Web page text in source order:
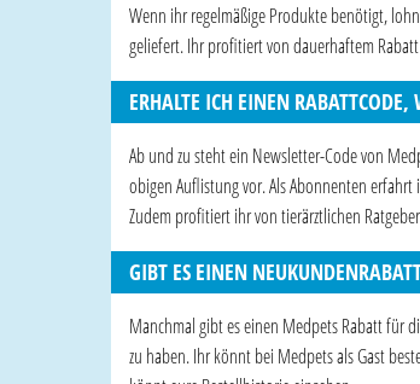
Wenn ihr regelmäßige Produkte benötigt,
geliefert. Ihr profitiert von dauerhaftem
ERHALTE ICH EINEN
Ab und zu steht ein Newsletter-Code von
obigen Auflistung vor. Als Abonnenten
Zudem profitiert ihr von tierärztlichen
GIBT ES EINEN
Manchmal gibt es einen Medpets Rabatt für
zu haben. Ihr könnt bei Medpets als Gast